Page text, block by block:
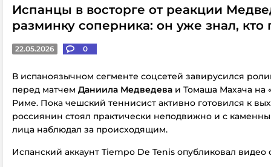
Испанцы в восторге от реакции
разминку соперника: он уже знал, кто
22.05.2026 0
В испаноязычном сегменте соцсетей завирусился
перед матчем Даниила Медведева и Томаша Махача на
Риме. Пока чешский теннисист активно готовился к
россиянин стоял практически неподвижно и с
лица наблюдал за происходящим.
Испанский аккаунт Tiempo De Tenis опубликовал видео